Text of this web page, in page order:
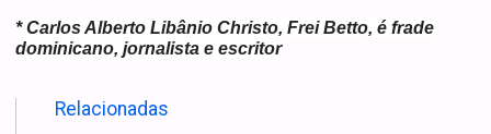
* Carlos Alberto Libânio Christo, Frei Betto, é frade
dominicano, jornalista e escritor
Relacionadas